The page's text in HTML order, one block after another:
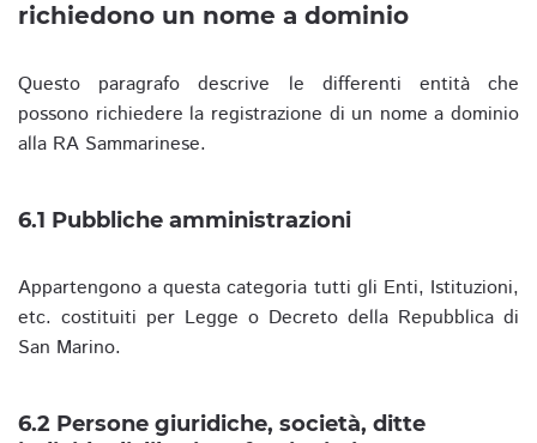
richiedono un nome a dominio
Questo paragrafo descrive le differenti entità che
possono richiedere la registrazione di un nome a dominio
alla RA Sammarinese.
6.1 Pubbliche amministrazioni
Appartengono a questa categoria tutti gli Enti, Istituzioni,
etc. costituiti per Legge o Decreto della Repubblica di
San Marino.
6.2 Persone giuridiche, società, ditte